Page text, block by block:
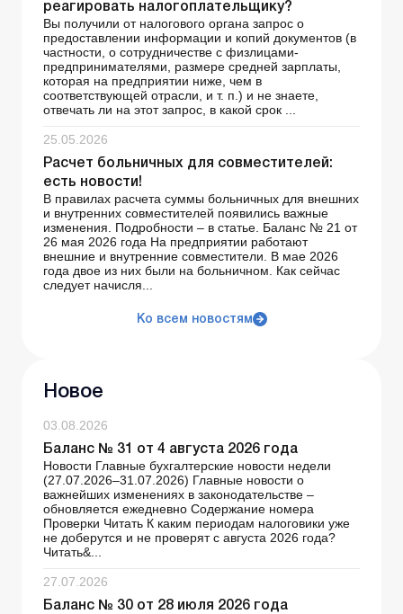
реагировать налогоплательщику?
Вы получили от налогового органа запрос о
предоставлении информации и копий документов (в
частности, о сотрудничестве с физлицами-
предпринимателями, размере средней зарплаты,
которая на предприятии ниже, чем в
соответствующей отрасли, и т. п.) и не знаете,
отвечать ли на этот запрос, в какой срок ...
25.05.2026
Расчет больничных для совместителей:
есть новости!
В правилах расчета суммы больничных для внешних
и внутренних совместителей появились важные
изменения. Подробности – в статье. Баланс № 21 от
26 мая 2026 года На предприятии работают
внешние и внутренние совместители. В мае 2026
года двое из них были на больничном. Как сейчас
следует начисля...
Ко всем новостям
Новое
03.08.2026
Баланс № 31 от 4 августа 2026 года
Новости Главные бухгалтерские новости недели
(27.07.2026–31.07.2026) Главные новости о
важнейших изменениях в законодательстве –
обновляется ежедневно Содержание номера
Проверки Читать К каким периодам налоговики уже
не доберутся и не проверят с августа 2026 года?
Читать&...
27.07.2026
Баланс № 30 от 28 июля 2026 года